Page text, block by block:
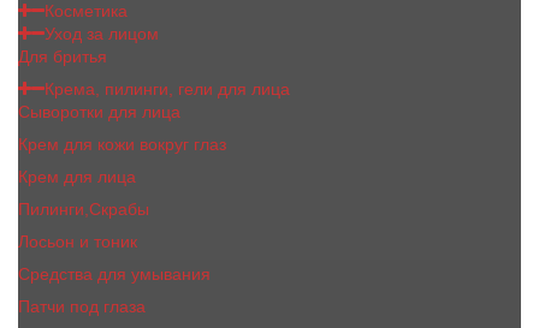
Косметика
Уход за лицом
Для бритья
Крема, пилинги, гели для лица
Сыворотки для лица
Крем для кожи вокруг глаз
Крем для лица
Пилинги,Скрабы
Лосьон и тоник
Средства для умывания
Патчи под глаза